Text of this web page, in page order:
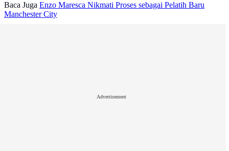
Baca Juga Enzo Maresca Nikmati Proses sebagai Pelatih Baru
Manchester City
Advertisement